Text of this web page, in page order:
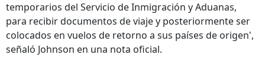
temporarios del Servicio de Inmigración y Aduanas,
para recibir documentos de viaje y posteriormente ser
colocados en vuelos de retorno a sus países de origen',
señaló Johnson en una nota oficial.